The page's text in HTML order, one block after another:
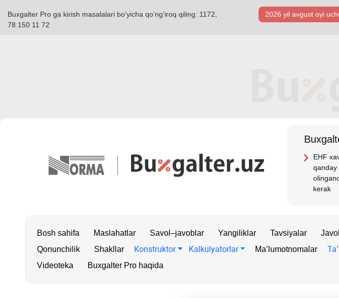
Buxgalter Pro ga kirish masalalari boʻyicha qoʻngʻiroq qiling: 1172,
78 150 11 72
2026 yil avgust oyi
EHF
qanday
kerak
Bosh sahifa Maslahatlar Savol–javoblar Yangiliklar Tavsiyalar
Qonunchilik
Shakllar Konstruktor Kalkulyatorlar Ma’lumotnomalar
Videoteka Buxgalter Pro haqida